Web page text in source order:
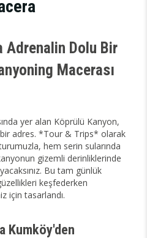
Adrenalin Dolu Bir
Macerası
yer alan Köprülü Kanyon,
adres. *Tour & Trips* olarak
hem serin sularında
gizemli derinliklerinde
Bu tam günlük
keşfederken
için tasarlandı.
Kumköy'den